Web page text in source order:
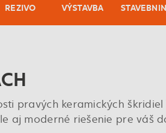
REZIVO
VÝSTAVBA
pravých keramických
aj moderné riešenie pre váš